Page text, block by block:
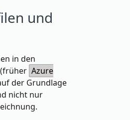
und
in den
(früher Azure
der Grundlage
nicht nur